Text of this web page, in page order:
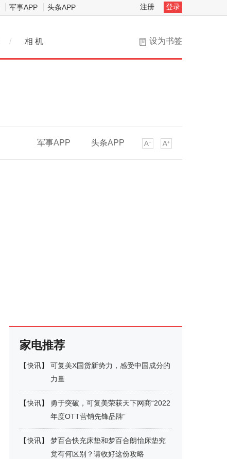
军事APP 头条APP 注册 登录
设为书签
/ 相 机
军事APP 头条APP
家电推荐
【快讯】
可复美X国货新势力，感受中国成分的
力量
【快讯】
勇于突破，可复美荣获天下网商“2022
年度OTT营销先锋品牌”
【快讯】
梦百合快充床垫和梦百合朗怡床垫究
竟有何区别？请收好这份攻略